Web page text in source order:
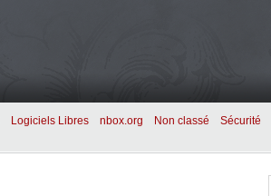
Logiciels Libres nbox.org Non classé Sécurité